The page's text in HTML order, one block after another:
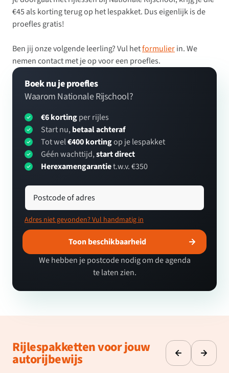
€45 als korting terug op het lespakket. Dus eigenlijk is de
proefles gratis!
Ben jij onze volgende leerling? Vul hetformulierin. We
nemen contact met je op voor een proefles.
Boek nu je proefles
Waarom Nationale Rijschool?
€6 kortingper rijles
Start nu, betaal achteraf
Tot wel€400 kortingop je lespakket
Géén wachttijd,start direct
Herexamengarantiet.w.v. €350
Postcode of adres
Adres niet gevonden? Vul handmatig in
Toon beschikbaarheid
We hebben je postcode nodig om de agenda
te laten zien.
Rijlespakketten voor jouw
autorijbewijs